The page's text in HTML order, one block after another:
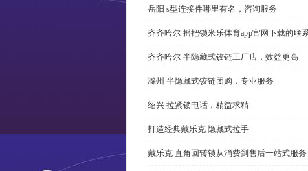
岳阳 s型连接件哪里有名，咨询服务
齐齐哈尔 摇把锁米乐体育app官网下载的联
齐齐哈尔 半隐藏式铰链工厂店，效益更高
滁州 半隐藏式铰链团购，专业服务
绍兴 拉紧锁电话，精益求精
打造经典戴乐克 隐藏式拉手
戴乐克 直角回转锁从消费到售后一站式服务